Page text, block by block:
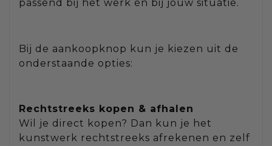
passend bij het werk én bij jouw situatie.
Bij de aankoopknop kun je kiezen uit de
onderstaande opties:
Rechtstreeks kopen & afhalen
Wil je direct kopen? Dan kun je het
kunstwerk rechtstreeks afrekenen en zelf